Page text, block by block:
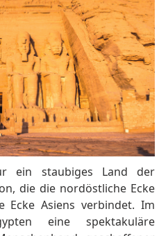
ein staubiges Land der
die die nordöstliche Ecke
Ecke Asiens verbindet. Im
eine spektakuläre